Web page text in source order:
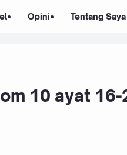
Opini Tentang Saya
10 ayat 16-